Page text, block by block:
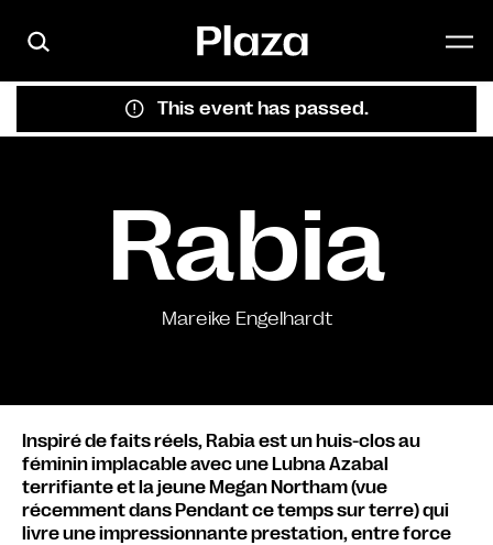
This event has passed.
Rabia
Mareike Engelhardt
Inspiré de faits réels, Rabia est un huis-clos au
féminin implacable avec une Lubna Azabal
terrifiante et la jeune Megan Northam (vue
récemment dans Pendant ce temps sur terre) qui
livre une impressionnante prestation, entre force